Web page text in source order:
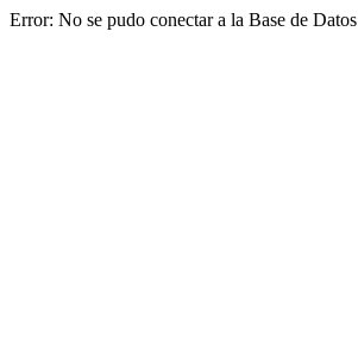
Error: No se pudo conectar a la Base de Datos